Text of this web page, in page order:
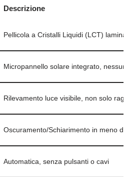
Descrizione
Pellicola a Cristalli Liquidi (LCT)
Micropannello solare integrato,
Rilevamento luce visibile, non solo
Oscuramento/Schiarimento in meno di
Automatica, senza pulsanti o cavi